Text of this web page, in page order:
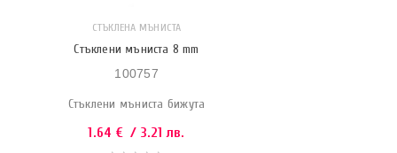
СТЪКЛЕНА МЪНИСТА
Стъклени мъниста 8 mm
100757
Стъклени мъниста бижута
1.64 € / 3.21 лв.